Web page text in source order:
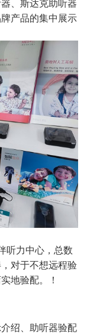
、斯达克助听器
产品的集中展示
听力中心，总数
对于不想远程验
地验配。！
绍、助听器验配